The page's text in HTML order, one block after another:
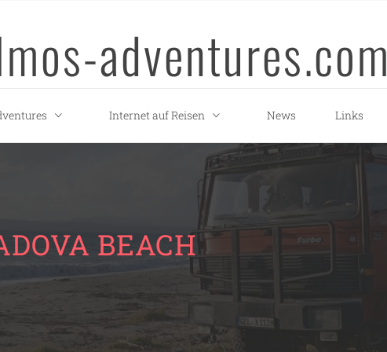
adventures.com
Internet auf Reisen News Links
BEACH